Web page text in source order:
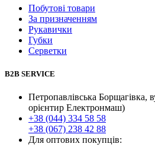
Побутові товари
За призначенням
Рукавички
Губки
Серветки
B2B SERVICE
Петропавлівська Борщагівка,
орієнтир Електронмаш)
+38 (044) 334 58 58
+38 (067) 238 42 88
Для оптових покупців: